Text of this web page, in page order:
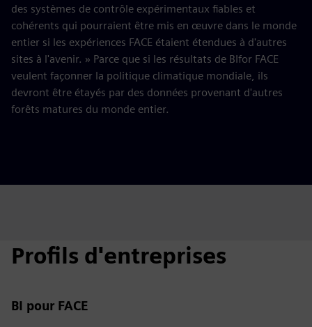
des systèmes de contrôle expérimentaux fiables et
cohérents qui pourraient être mis en œuvre dans le monde
entier si les expériences FACE étaient étendues à d'autres
sites à l'avenir. » Parce que si les résultats de BIfor FACE
veulent façonner la politique climatique mondiale, ils
devront être étayés par des données provenant d'autres
forêts matures du monde entier.
Profils d'entreprises
BI pour FACE